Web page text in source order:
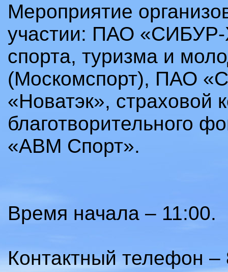
Мероприятие
участии: ПАО «СИБУР-
спорта, туризма и
(Москомспорт), ПАО
«Новатэк», страховой
благотворительного
«АВМ Спорт».
Время начала – 11:00.
Контактный телефон